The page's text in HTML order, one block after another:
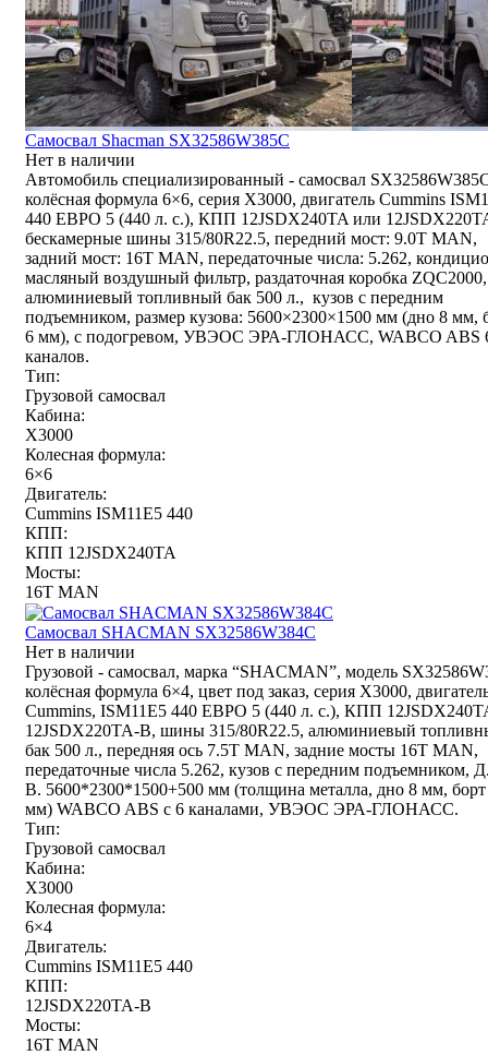
Самосвал Shacman SX32586W385C
Нет в наличии
Автомобиль специализированный - самосвал
колёсная формула 6×6, серия X3000, двигатель Cummins
440 ЕВРО 5 (440 л. с.), КПП 12JSDX240TA или
бескамерные шины 315/80R22.5, передний мост: 9.0T MAN,
задний мост: 16T MAN, передаточные числа: 5.262,
масляный воздушный фильтр, раздаточная коробка ZQC2000,
алюминиевый топливный бак 500 л., кузов с передним
подъемником, размер кузова: 5600×2300×1500 мм (дно 8 мм,
6 мм), с подогревом, УВЭОС ЭРА-ГЛОНАСС, WABCO ABS
каналов.
Тип:
Грузовой самосвал
Кабина:
X3000
Колесная формула:
6×6
Двигатель:
Cummins ISM11E5 440
КПП:
КПП 12JSDX240TA
Мосты:
16T MAN
Самосвал SHACMAN SX32586W384C
Нет в наличии
Грузовой - самосвал, марка “SHACMAN”, модель
колёсная формула 6×4, цвет под заказ, серия Х3000,
Cummins, ISM11E5 440 ЕВРО 5 (440 л. с.), КПП
12JSDX220TA-B, шины 315/80R22.5, алюминиевый
бак 500 л., передняя ось 7.5T MAN, задние мосты 16T MAN,
передаточные числа 5.262, кузов с передним подъемником,
В. 5600*2300*1500+500 мм (толщина металла, дно 8 мм,
мм) WABCO ABS с 6 каналами, УВЭОС ЭРА-ГЛОНАСС.
Тип:
Грузовой самосвал
Кабина:
X3000
Колесная формула:
6×4
Двигатель:
Cummins ISM11E5 440
КПП:
12JSDX220TA-B
Мосты:
16T MAN